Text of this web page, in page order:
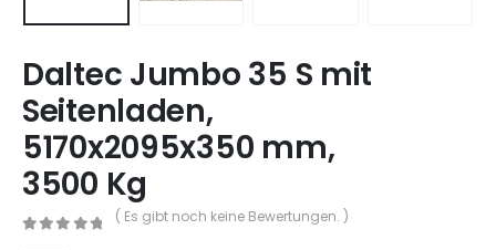
Daltec Jumbo 35 S mit
Seitenladen,
5170x2095x350 mm,
3500 Kg
( Es gibt noch keine Bewertungen. )